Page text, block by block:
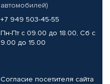
автомобилей)
+7 949 503-45-55
Пн-Пт с 09.00 до 18.00, Сб с
9.00 до 15.00
Согласие посетителя сайта